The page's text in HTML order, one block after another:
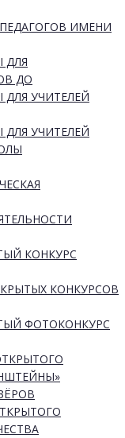
ИМЕНИ
ДЛЯ
ДО
УЧИТЕЛЕЙ
УЧИТЕЛЕЙ
КОНКУРС
КОНКУРСОВ
ФОТОКОНКУРС